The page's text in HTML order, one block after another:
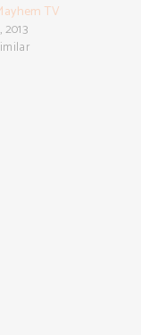
TV